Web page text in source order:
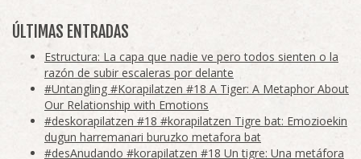
ÚLTIMAS ENTRADAS
Estructura: La capa que nadie ve pero todos sienten o la
razón de subir escaleras por delante
#Untangling #Korapilatzen #18 A Tiger: A Metaphor About
Our Relationship with Emotions
#deskorapilatzen #18 #korapilatzen Tigre bat: Emozioekin
dugun harremanari buruzko metafora bat
#desAnudando #korapilatzen #18 Un tigre: Una metáfora